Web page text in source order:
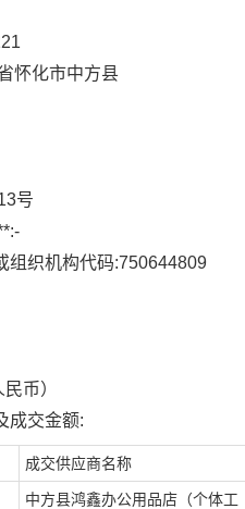
怀化市中方县
号
组织机构代码:750644809
民币）
成交金额:
成交供应商名称
中方县鸿鑫办公用品店（个体工